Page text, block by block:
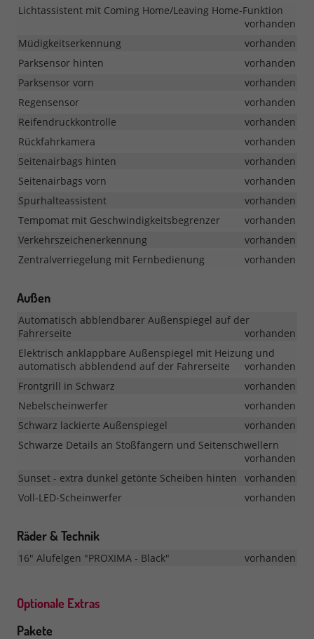
Lichtassistent mit Coming Home/Leaving Home-Funktion
vorhanden
Müdigkeitserkennung
vorhanden
Parksensor hinten
vorhanden
Parksensor vorn
vorhanden
Regensensor
vorhanden
Reifendruckkontrolle
vorhanden
Rückfahrkamera
vorhanden
Seitenairbags hinten
vorhanden
Seitenairbags vorn
vorhanden
Spurhalteassistent
vorhanden
Tempomat mit Geschwindigkeitsbegrenzer
vorhanden
Verkehrszeichenerkennung
vorhanden
Zentralverriegelung mit Fernbedienung
vorhanden
Außen
Automatisch abblendbarer Außenspiegel auf der
Fahrerseite
vorhanden
Elektrisch anklappbare Außenspiegel mit Heizung und
automatisch abblendend auf der Fahrerseite
vorhanden
Frontgrill in Schwarz
vorhanden
Nebelscheinwerfer
vorhanden
Schwarz lackierte Außenspiegel
vorhanden
Schwarze Details an Stoßfängern und Seitenschwellern
vorhanden
Sunset - extra dunkel getönte Scheiben hinten
vorhanden
Voll-LED-Scheinwerfer
vorhanden
Räder & Technik
16" Alufelgen "PROXIMA - Black" vorhanden
Optionale Extras
Pakete